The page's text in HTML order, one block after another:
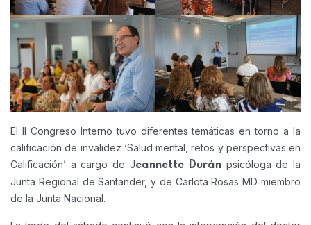
El II Congreso Interno tuvo diferentes temáticas en torno a la
calificación de invalidez ‘Salud mental, retos y perspectivas en
Calificación’ a cargo de Jeannette Durán psicóloga de la
Junta Regional de Santander, y de Carlota Rosas MD miembro
de la Junta Nacional.